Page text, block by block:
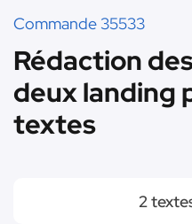
Commande 35533
Rédaction
deux landing
textes
2